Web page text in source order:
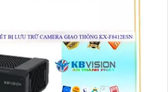
hồng ngoại SMD, giúp cung cấp
rõ nét trong môi trường ánh
đó, nó có khả năng kết nối web
dàng truy cập và quản lý từ xa.